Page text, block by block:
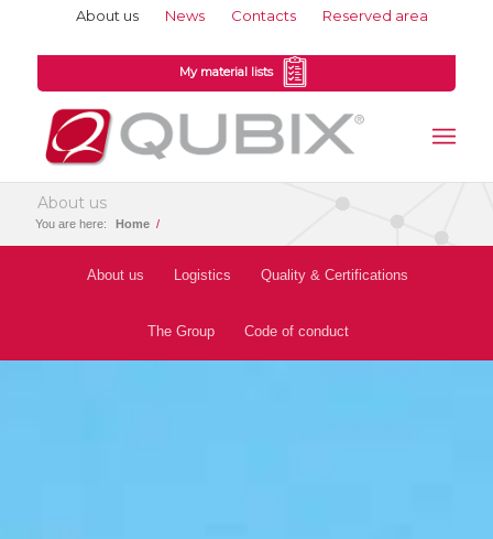
About us News Contacts Reserved area
My material lists
About us
You are here: Home /
About us Logistics Quality & Certifications
The Group Code of conduct